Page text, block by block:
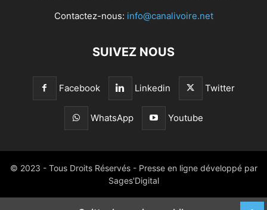
Contactez-nous: info@canalivoire.net
SUIVEZ NOUS
Facebook Linkedin Twitter
WhatsApp Youtube
© 2023 - Tous Droits Réservés - Presse en ligne développé par
Sages'Digital